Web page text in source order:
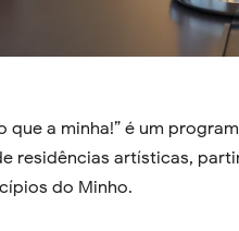
que a minha!” é um
residências artísticas,
do Minho.